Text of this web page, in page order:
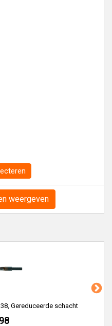
weergeven
schacht Dormer